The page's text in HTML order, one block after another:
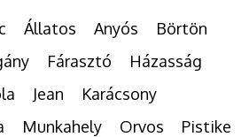
Állatos Anyós
Börtön
Fárasztó
Házasság
Jean
Karácsony
Munkahely Orvos
Pistike